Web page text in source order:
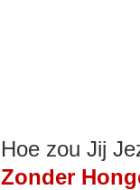
Hoe zou Jij
Zonder